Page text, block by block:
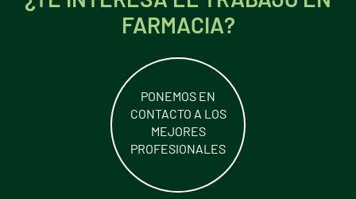
FARMACIA?
PONEMOS EN
CONTACTO A LOS
MEJORES
PROFESIONALES